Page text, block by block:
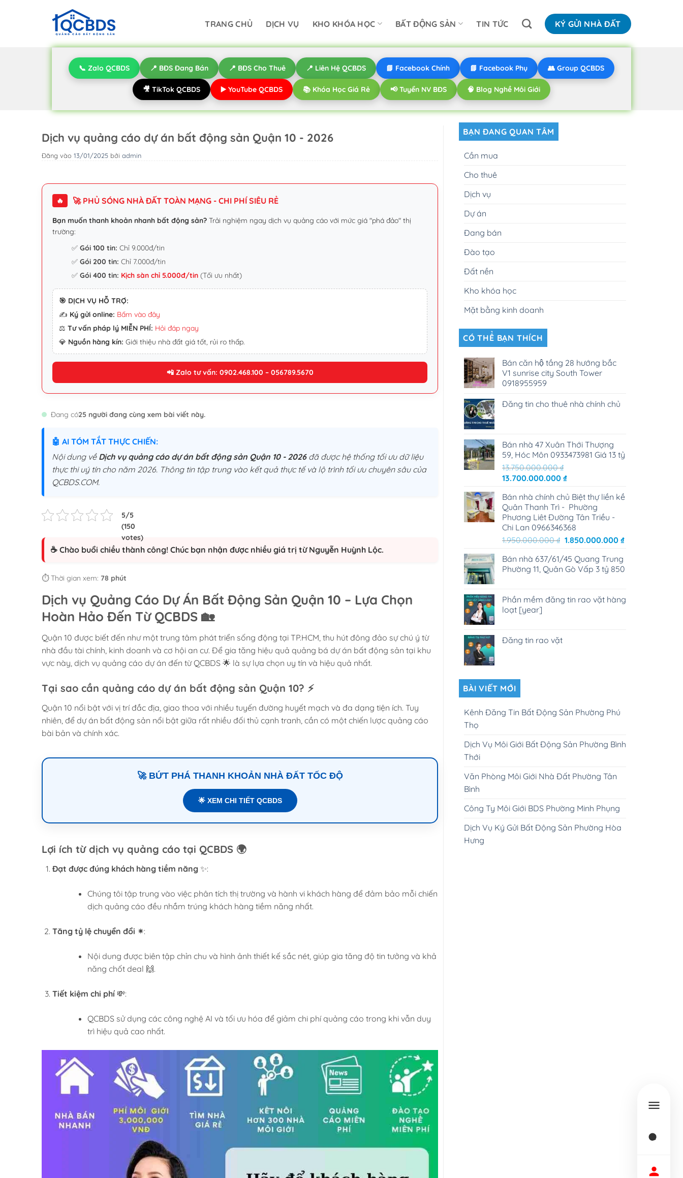
TRANG CHỦ DỊCH VỤ KHO KHÓA HỌC BẤT ĐỘNG SẢN TIN TỨC KÝ GỬI NHÀ ĐẤT
📞 Zalo QCBDS 📍 BĐS Đang Bán 📍 BĐS Cho Thuê 📍 Liên Hệ QCBDS 📘 Facebook Chính 📘 Facebook Phụ 👥 Group QCBDS
🎥 TikTok QCBDS ▶️ YouTube QCBDS 📚 Khóa Học Giá Rẻ 📢 Tuyển NV BĐS 🧠 Blog Nghề Môi Giới
Dịch vụ quảng cáo dự án bất động sản Quận 10 - 2026
Đăng vào 13/01/2025 bởi admin
🔥 🚀 PHỦ SÓNG NHÀ ĐẤT TOÀN MẠNG - CHI PHÍ SIÊU RẺ
Bạn muốn thanh khoản nhanh bất động sản? Trải nghiệm ngay dịch vụ quảng cáo với mức giá "phá đảo" thị
trường:
✅Gói 100 tin: Chỉ 9.000đ/tin
✅Gói 200 tin: Chỉ 7.000đ/tin
✅Gói 400 tin: Kịch sàn chỉ 5.000đ/tin (Tối ưu nhất)
🎯 DỊCH VỤ HỖ TRỢ:
✍️ Ký gửi online: Bấm vào đây
⚖️ Tư vấn pháp lý MIỄN PHÍ: Hỏi đáp ngay
💎 Nguồn hàng kín: Giới thiệu nhà đất giá tốt, rủi ro thấp.
📲 Zalo tư vấn: 0902.468.100 – 056789.5670
Đang có25 người đang cùng xem bài viết này.
🤖 AI TÓM TẮT THỰC CHIẾN:
Nội dung về Dịch vụ quảng cáo dự án bất động sản Quận 10 - 2026đã được hệ thống tối ưu dữ liệu
thực thi uý tín cho năm 2026. Thông tin tập trung vào kết quả thực tế và lộ trình tối ưu chuyên sâu của
QCBDS.COM.
☕ Chào buổi chiều thành công! Chúc bạn nhận được nhiều giá trị từ Nguyễn Huỳnh Lộc.
⏱️ Thời gian xem: 78 phút
Dịch vụ Quảng Cáo Dự Án Bất Động Sản Quận 10 – Lựa Chọn
Hoàn Hảo Đến Từ QCBDS 🏡
Quận 10 được biết đến như một trung tâm phát triển sống động tại TP.HCM, thu hút đông đảo sự chú ý từ
nhà đầu tài chính, kinh doanh và cơ hội an cư. Để gia tăng hiệu quả quảng bá dự án bất động sản tại khu
vực này, dịch vụ quảng cáo dự án đến từ QCBDS 🌟 là sự lựa chọn uy tín và hiệu quả nhất.
Tại sao cần quảng cáo dự án bất động sản Quận 10? ⚡
Quận 10 nổi bật với vị trí đắc địa, giao thoa với nhiều tuyến đường huyết mạch và đa dạng tiện ích. Tuy
nhiên, để dự án bất động sản nổi bật giữa rất nhiều đối thủ cạnh tranh, cần có một chiến lược quảng cáo
bài bản và chính xác.
🚀 BỨT PHÁ THANH KHOẢN NHÀ ĐẤT TỐC ĐỘ
🌟 XEM CHI TIẾT QCBDS
Lợi ích từ dịch vụ quảng cáo tại QCBDS 🌍
Đạt được đúng khách hàng tiềm năng✨:
Chúng tôi tập trung vào việc phân tích thị trường và hành vi khách hàng để đảm bảo mỗi chiến
dịch quảng cáo đều nhắm trúng khách hàng tiềm năng nhất.
Tăng tỷ lệ chuyển đổi ✴:
Nội dung được biên tập chỉn chu và hình ảnh thiết kế sắc nét, giúp gia tăng độ tin tưởng và khả
năng chốt deal 🙌.
Tiết kiệm chi phí💸:
QCBDS sử dụng các công nghệ AI và tối ưu hóa để giảm chi phí quảng cáo trong khi vẫn duy
trì hiệu quả cao nhất.
BẠN ĐANG QUAN TÂM
Cần mua
Cho thuê
Dịch vụ
Dự án
Đang bán
Đào tạo
Đất nền
Kho khóa học
Mặt bằng kinh doanh
CÓ THỂ BẠN THÍCH
Bán căn hộ tầng 28 hướng bắc
V1 sunrise city South Tower
0918955959
Đăng tin cho thuê nhà chính chủ
Bán nhà 47 Xuân Thới Thượng
59, Hóc Môn 0933473981 Giá 13 tỷ
13.750.000.000₫
Giá
là:
13.750.000.000 ₫.
13.700.000.000 ₫Giá
tại
là:
13.700.000.000 ₫.
Bán nhà chính chủ Biệt thự liền kề
Quân Thanh Trì - Phường
Phương Liêt Đường Tân Triều -
Chi Lan 0966346368
1.950.000.000₫ Giá
là:
1.950.000.000 ₫.
1.850.000.000 ₫Giá
là:
Bán nhà 637/61/45 Quang Trung
Phường 11, Quân Gò Vấp 3 tỷ 850
Phần mềm đăng tin rao vặt hàng
loạt [year]
Đăng tin rao vặt
BÀI VIẾT MỚI
Kênh Đăng Tin Bất Động Sản Phường Phú
Thọ
Dịch Vụ Môi Giới Bất Động Sản Phường Bình
Thới
Văn Phòng Môi Giới Nhà Đất Phường Tân
Bình
Công Ty Môi Giới BDS Phường Minh Phụng
Dịch Vụ Ký Gửi Bất Động Sản Phường Hòa
Hưng